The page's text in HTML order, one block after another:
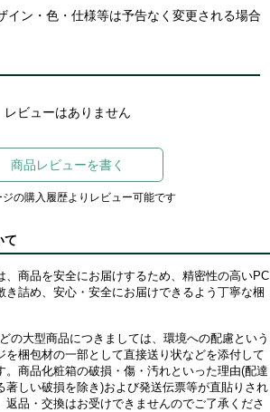
ン・色・仕様等は予告なく変更される場合
レビューはありません
商品レビューを書く
ジの購入履歴よりレビュー可能です
て
、商品を安全にお届けするため、精密性の高いPC
き詰め、安心・安全にお届けできるよう丁寧な梱
の大型商品につきましては、環境への配慮という
を梱包材の一部として直接送り状などを添付して
。商品化粧箱の破損・傷・汚れといった理由(配達
著しい破損を除き)および発送伝票等が直貼りされ
返品・交換はお受けできませんのでご了承くださ